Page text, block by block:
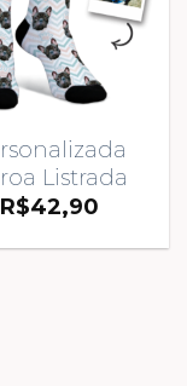
Listrada
R$42,90